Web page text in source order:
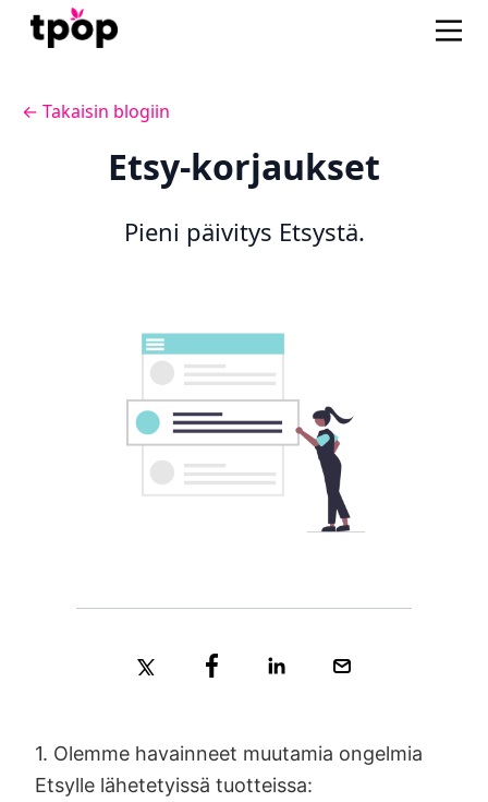
← Takaisin blogiin
Etsy-korjaukset
Pieni päivitys Etsystä.
1. Olemme havainneet muutamia ongelmia
Etsylle lähetetyissä tuotteissa: